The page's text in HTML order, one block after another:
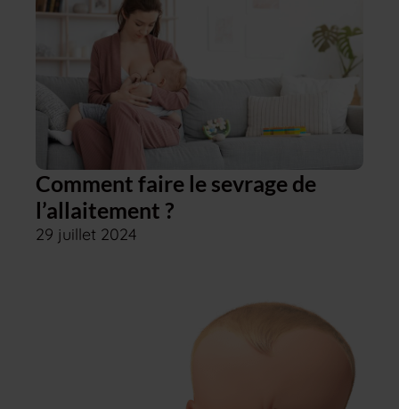
Comment faire le sevrage de
l’allaitement ?
29 juillet 2024